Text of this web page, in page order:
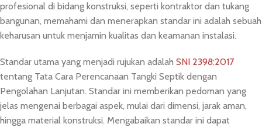
profesional di bidang konstruksi, seperti kontraktor dan tukang
bangunan, memahami dan menerapkan standar ini adalah sebuah
keharusan untuk menjamin kualitas dan keamanan instalasi.
Standar utama yang menjadi rujukan adalah SNI 2398:2017
tentang Tata Cara Perencanaan Tangki Septik dengan
Pengolahan Lanjutan. Standar ini memberikan pedoman yang
jelas mengenai berbagai aspek, mulai dari dimensi, jarak aman,
hingga material konstruksi. Mengabaikan standar ini dapat